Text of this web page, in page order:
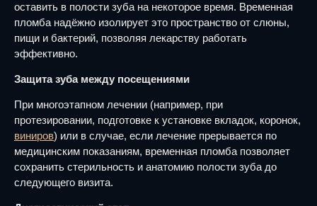
оставить в полости зуба на некоторое время. Временная
пломба надёжно изолирует это пространство от слюны,
пищи и бактерий, позволяя лекарству работать
эффективно.
Защита зуба между посещениями
При многоэтапном лечении (например, при
протезировании, подготовке к установке вкладок, коронок,
виниров) или в случае, если лечение прерывается по
медицинским показаниям, временная пломба позволяет
сохранить стерильность и анатомию полости зуба до
следующего визита.